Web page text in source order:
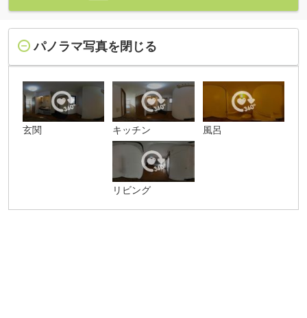
パノラマ写真を閉じる
玄関 キッチン 風呂
リビング